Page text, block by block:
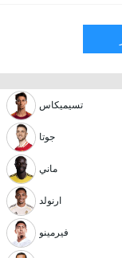
تسيميكاس
جوتا
ماني
ارنولد
فيرمينو